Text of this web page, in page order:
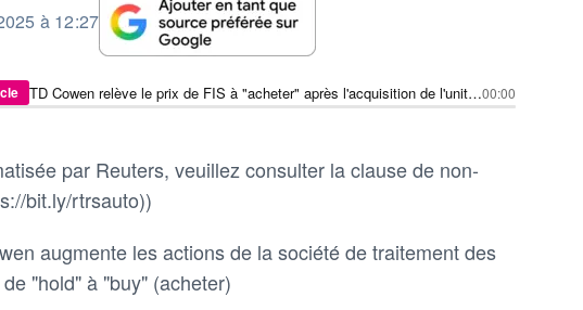
à 12:27
TD Cowen relève le prix de FIS à "acheter" après l'acquisition de l'unité Global Payments00:00
par Reuters, veuillez consulter la clause de non-
bit.ly/rtrsauto))
augmente les actions de la société de traitement des
"hold" à "buy" (acheter)